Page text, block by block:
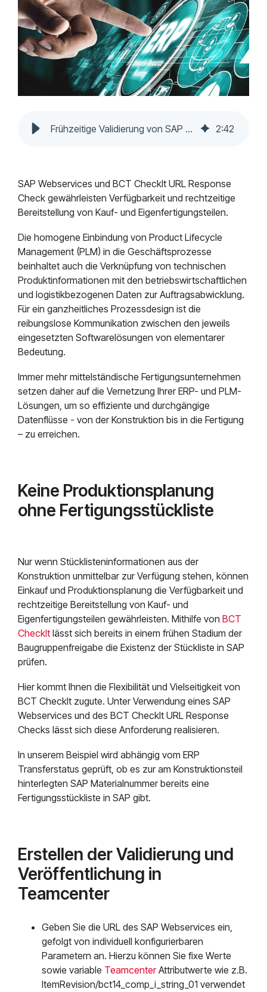
Mindsphere
Postfach.
Frühzeitige Validierung von SAP und Teamcenter Daten 2:42
SAP Webservices und BCT CheckIt URL Response
Check gewährleisten Verfügbarkeit und rechtzeitige
Bereitstellung von Kauf- und Eigenfertigungsteilen.
Die homogene Einbindung von Product Lifecycle
Management (PLM) in die Geschäftsprozesse
beinhaltet auch die Verknüpfung von technischen
Produktinformationen mit den betriebswirtschaftlichen
und logistikbezogenen Daten zur Auftragsabwicklung.
Für ein ganzheitliches Prozessdesign ist die
reibungslose Kommunikation zwischen den jeweils
eingesetzten Softwarelösungen von elementarer
Bedeutung.
Immer mehr mittelständische Fertigungsunternehmen
setzen daher auf die Vernetzung Ihrer ERP- und PLM-
Lösungen, um so effiziente und durchgängige
Datenflüsse - von der Konstruktion bis in die Fertigung
– zu erreichen.
Keine Produktionsplanung
ohne Fertigungsstückliste
Nur wenn Stücklisteninformationen aus der
Konstruktion unmittelbar zur Verfügung stehen, können
Einkauf und Produktionsplanung die Verfügbarkeit und
rechtzeitige Bereitstellung von Kauf- und
Eigenfertigungsteilen gewährleisten. Mithilfe von BCT
CheckIt lässt sich bereits in einem frühen Stadium der
Baugruppenfreigabe die Existenz der Stückliste in SAP
prüfen.
Hier kommt Ihnen die Flexibilität und Vielseitigkeit von
BCT CheckIt zugute. Unter Verwendung eines SAP
Webservices und des BCT CheckIt URL Response
Checks lässt sich diese Anforderung realisieren.
In unserem Beispiel wird abhängig vom ERP
Transferstatus geprüft, ob es zur am Konstruktionsteil
hinterlegten SAP Materialnummer bereits eine
Fertigungsstückliste in SAP gibt.
Erstellen der Validierung und
Veröffentlichung in
Teamcenter
Geben Sie die URL des SAP Webservices ein,
gefolgt von individuell konfigurierbaren
Parametern an. Hierzu können Sie fixe Werte
sowie variable TeamcenterAttributwerte wie z.B.
ItemRevision/bct14_comp_i_string_01 verwendet